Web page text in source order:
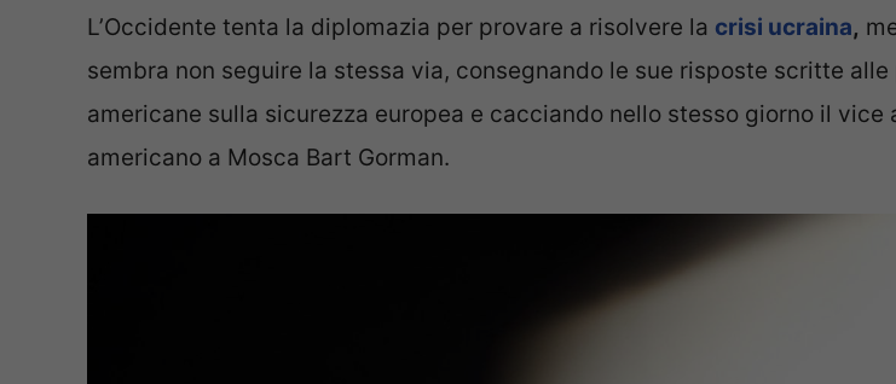
L’Occidente tenta la diplomazia per provare a risolvere la crisi ucraina,
sembra non seguire la stessa via, consegnando le sue risposte scritte
americane sulla sicurezza europea e cacciando nello stesso giorno il vice
americano a Mosca Bart Gorman.